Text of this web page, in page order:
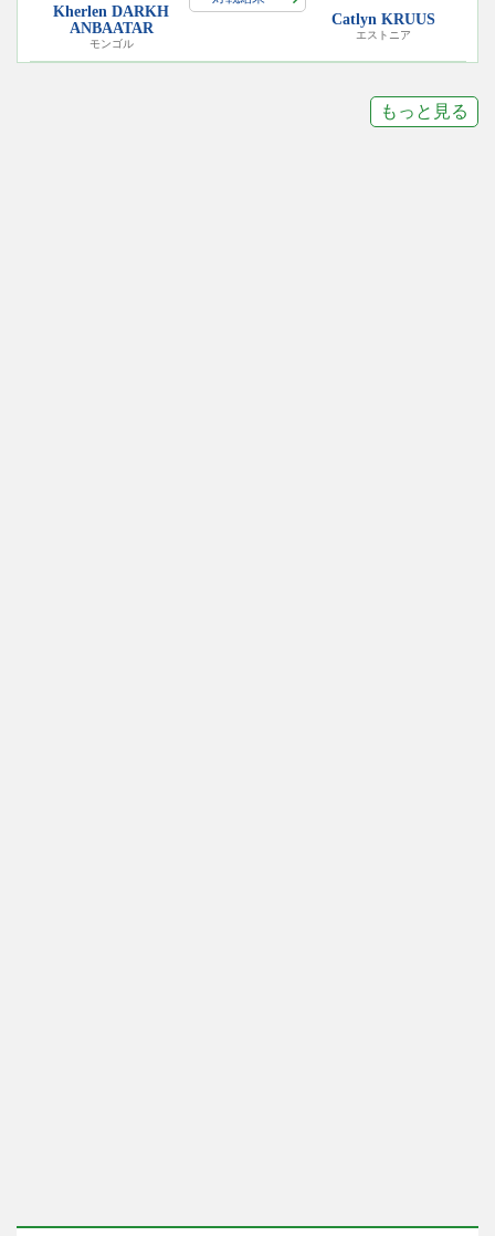
Kherlen DARKH
ANBAATAR
モンゴル
Catlyn KRUUS
エストニア
もっと見る